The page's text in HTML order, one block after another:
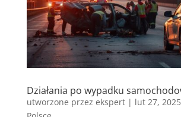
Działania po wypadku
utworzone przez ekspert| lut 27, 2025